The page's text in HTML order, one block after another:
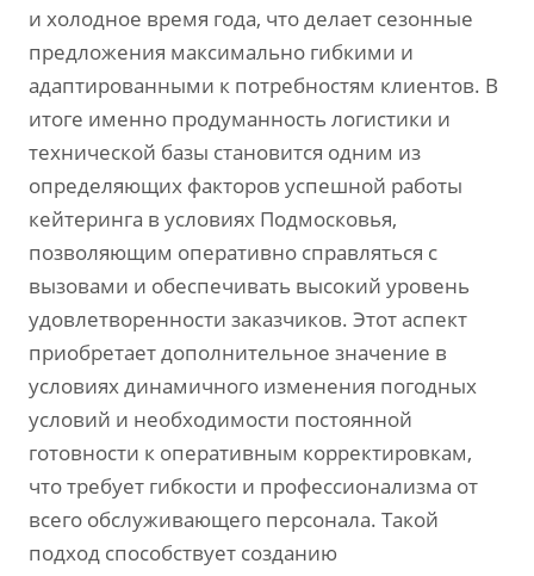
и холодное время года‚ что делает сезонные
предложения максимально гибкими и
адаптированными к потребностям клиентов. В
итоге именно продуманность логистики и
технической базы становится одним из
определяющих факторов успешной работы
кейтеринга в условиях Подмосковья‚
позволяющим оперативно справляться с
вызовами и обеспечивать высокий уровень
удовлетворенности заказчиков. Этот аспект
приобретает дополнительное значение в
условиях динамичного изменения погодных
условий и необходимости постоянной
готовности к оперативным корректировкам‚
что требует гибкости и профессионализма от
всего обслуживающего персонала. Такой
подход способствует созданию